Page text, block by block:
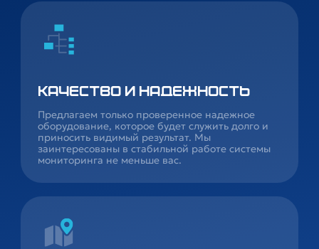
Качество и надежность
Предлагаем только проверенное надежное
оборудование, которое будет служить долго и
приносить видимый результат. Мы
заинтересованы в стабильной работе системы
мониторинга не меньше вас.